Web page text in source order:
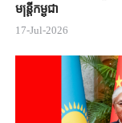
មន្ត្រីកម្ពុជា
17-Jul-2026